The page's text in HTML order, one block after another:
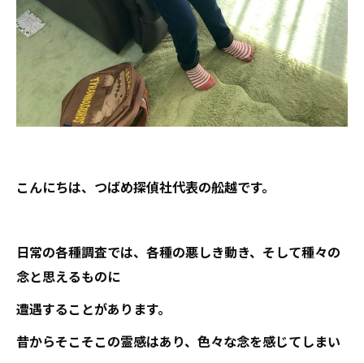
こんにちは、つばめ探偵社代表の舩越です。
日常の各種調査では、各種の悪しき動き、そして種々の
念と思えるものに
遭遇することがあります。
昔からそこそこの霊感はあり、色々な念を感じてしまい